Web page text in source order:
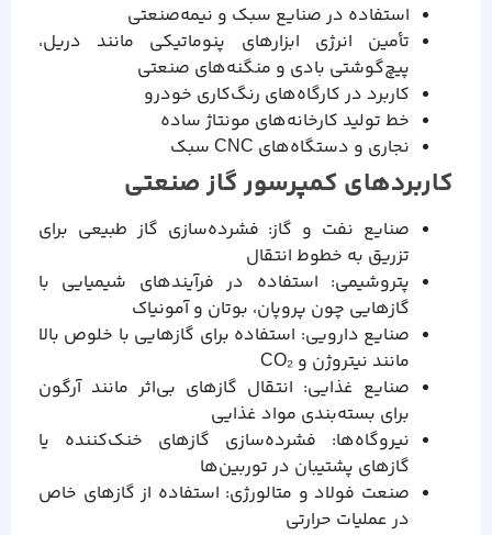
استفاده در صنایع سبک و نیمه‌صنعتی
تأمین انرژی ابزارهای پنوماتیکی مانند دریل،
پیچ‌گوشتی بادی و منگنه‌های صنعتی
کاربرد در کارگاه‌های رنگ‌کاری خودرو
خط تولید کارخانه‌های مونتاژ ساده
نجاری و دستگاه‌های CNC سبک
کاربردهای کمپرسور گاز صنعتی
صنایع نفت و گاز: فشرده‌سازی گاز طبیعی برای
تزریق به خطوط انتقال
پتروشیمی: استفاده در فرآیندهای شیمیایی با
گازهایی چون پروپان، بوتان و آمونیاک
صنایع دارویی: استفاده برای گازهایی با خلوص بالا
مانند نیتروژن و CO₂
صنایع غذایی: انتقال گازهای بی‌اثر مانند آرگون
برای بسته‌بندی مواد غذایی
نیروگاه‌ها: فشرده‌سازی گازهای خنک‌کننده یا
گازهای پشتیبان در توربین‌ها
صنعت فولاد و متالورژی: استفاده از گازهای خاص
در عملیات حرارتی